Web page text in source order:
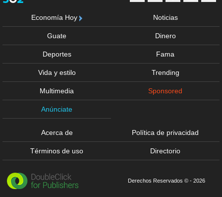
Economía Hoy Noticias
Guate Dinero
Deportes Fama
Vida y estilo Trending
Multimedia Sponsored
Anúnciate
Acerca de Política de privacidad
Términos de uso Directorio
Derechos Reservados © - 2026